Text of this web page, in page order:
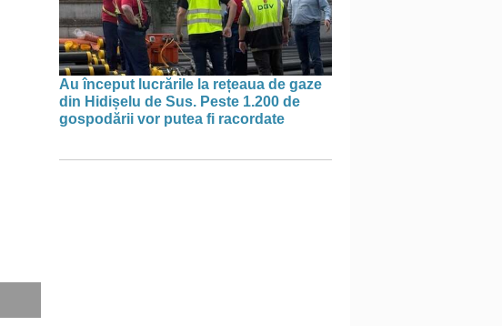
Au început lucrările la rețeaua de gaze
din Hidișelu de Sus. Peste 1.200 de
gospodării vor putea fi racordate